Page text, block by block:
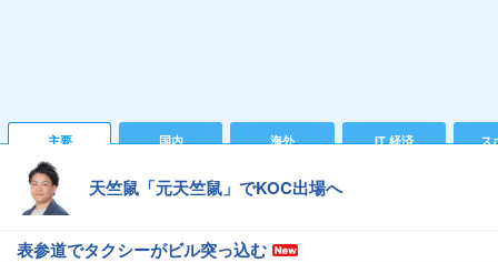
主要 国内 海外 IT 経済 ス
天竺鼠「元天竺鼠」でKOC出場へ
表参道でタクシーがビル突っ込む